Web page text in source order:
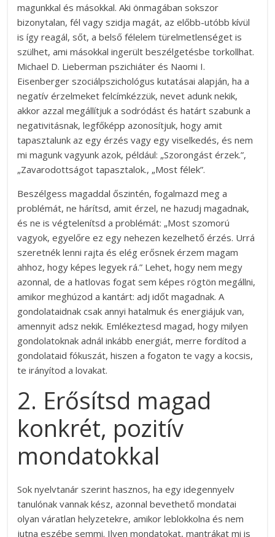
magunkkal és másokkal. Aki önmagában sokszor
bizonytalan, fél vagy szidja magát, az előbb-utóbb kívül
is így reagál, sőt, a belső félelem türelmetlenséget is
szülhet, ami másokkal ingerült beszélgetésbe torkollhat.
Michael D. Lieberman pszichiáter és Naomi I.
Eisenberger szociálpszichológus kutatásai alapján, ha a
negatív érzelmeket felcímkézzük, nevet adunk nekik,
akkor azzal megállítjuk a sodródást és határt szabunk a
negativitásnak, legfőképp azonosítjuk, hogy amit
tapasztalunk az egy érzés vagy egy viselkedés, és nem
mi magunk vagyunk azok, például: „Szorongást érzek.”,
„Zavarodottságot tapasztalok., „Most félek”.
Beszélgess magaddal őszintén, fogalmazd meg a
problémát, ne hárítsd, amit érzel, ne hazudj magadnak,
és ne is végtelenítsd a problémát: „Most szomorú
vagyok, egyelőre ez egy nehezen kezelhető érzés. Urrá
szeretnék lenni rajta és elég erősnek érzem magam
ahhoz, hogy képes legyek rá.” Lehet, hogy nem megy
azonnal, de a hatlovas fogat sem képes rögtön megállni,
amikor meghúzod a kantárt: adj időt magadnak.A
gondolataidnak csak annyi hatalmuk és energiájuk van,
amennyit adsz nekik. Emlékeztesd magad, hogy milyen
gondolatoknak adnál inkább energiát, merre fordítod a
gondolataid fókuszát, hiszen a fogaton te vagy a kocsis,
te irányítod a lovakat.
2. Erősítsd magad
konkrét, pozitív
mondatokkal
Sok nyelvtanár szerint hasznos, ha egy idegennyelv
tanulónak vannak kész, azonnal bevethető mondatai
olyan váratlan helyzetekre, amikor leblokkolna és nem
jutna eszébe semmi. Ilyen mondatokat, mantrákat mi is